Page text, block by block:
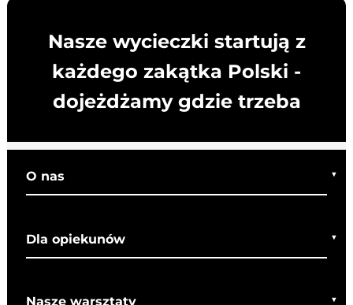
Nasze wycieczki startują z
każdego zakątka Polski -
dojeżdżamy gdzie trzeba
O nas
Co o nas mówią
Dla opiekunów
Nasze warsztaty